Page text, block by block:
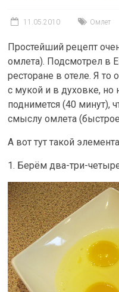
11.05.2010 Омлет
Простейший рецепт
омлета). Подсмотрел в
ресторане в отеле. Я
с мукой и в духовке,
поднимется (40 минут),
смыслу омлета
А вот тут такой
1. Берём два-три-